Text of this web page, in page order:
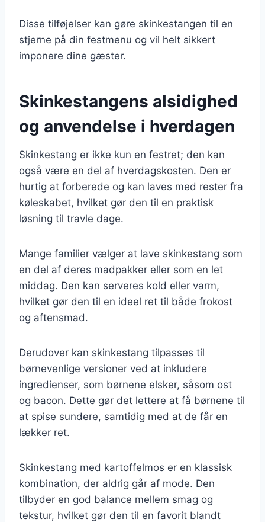
Disse tilføjelser kan gøre skinkestangen til en
stjerne på din festmenu og vil helt sikkert
imponere dine gæster.
Skinkestangens alsidighed
og anvendelse i hverdagen
Skinkestang er ikke kun en festret; den kan
også være en del af hverdagskosten. Den er
hurtig at forberede og kan laves med rester fra
køleskabet, hvilket gør den til en praktisk
løsning til travle dage.
Mange familier vælger at lave skinkestang som
en del af deres madpakker eller som en let
middag. Den kan serveres kold eller varm,
hvilket gør den til en ideel ret til både frokost
og aftensmad.
Derudover kan skinkestang tilpasses til
børnevenlige versioner ved at inkludere
ingredienser, som børnene elsker, såsom ost
og bacon. Dette gør det lettere at få børnene til
at spise sundere, samtidig med at de får en
lækker ret.
Skinkestang med kartoffelmos er en klassisk
kombination, der aldrig går af mode. Den
tilbyder en god balance mellem smag og
tekstur, hvilket gør den til en favorit blandt